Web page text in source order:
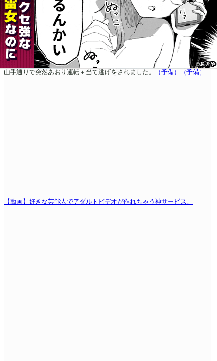
山手通りで突然あおり運転＋当て逃げをされました。 （予備） （予備）
【動画】好きな芸能人でアダルトビデオが作れちゃう神サービス。